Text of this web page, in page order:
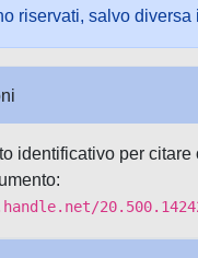
riservati, salvo diversa
identificativo per citare